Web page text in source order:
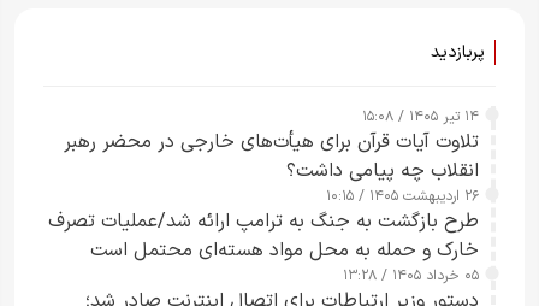
پربازدید
۱۴ تیر ۱۴۰۵ / ۱۵:۰۸
تلاوت آیات قرآن برای هیأت‌های خارجی در محضر رهبر
انقلاب چه پیامی داشت؟
۲۶ اردیبهشت ۱۴۰۵ / ۱۰:۱۵
طرح‌ بازگشت به جنگ به ترامپ ارائه شد/عملیات تصرف
خارک و حمله به محل مواد هسته‌ای محتمل است
۰۵ خرداد ۱۴۰۵ / ۱۳:۲۸